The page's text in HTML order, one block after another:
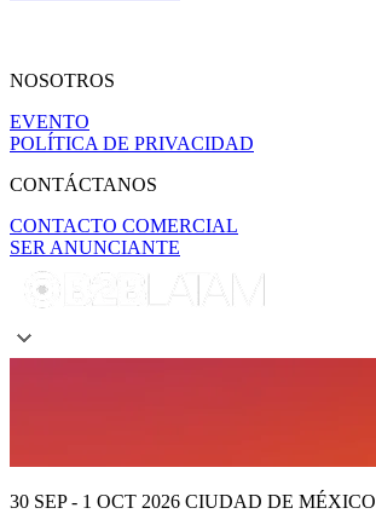
NOSOTROS
EVENTO
POLÍTICA DE PRIVACIDAD
CONTÁCTANOS
CONTACTO COMERCIAL
SER ANUNCIANTE
30 SEP - 1 OCT 2026 CIUDAD DE MÉXICO